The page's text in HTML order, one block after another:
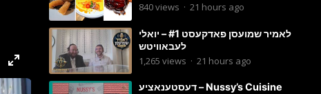
840views · 21 hours ago
לאמיר שמועסן פאדקעסט #1 – יואלי
לעבאוויטש
1,265 views · 21 hours ago
דעסטענאציע – Nussy’s Cuisine